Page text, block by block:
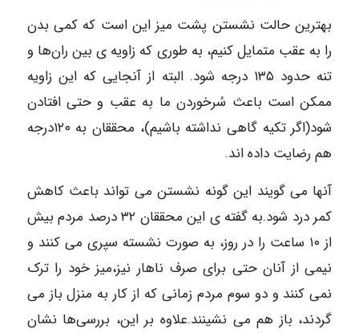
بهترین حالت نشستن پشت میز این است که کمی بدن
را به عقب متمایل کنیم، به طوری که زاویه ی بین ران‌ها و
تنه حدود ۱۳۵ درجه شود. البته از آنجایی که این زاویه
ممکن است باعث سُرخوردن ما به عقب و حتی افتادن
شود(اگر تکیه گاهی نداشته باشیم)، محققان به ۱۲۰درجه
هم رضایت داده اند.
آنها می گویند این گونه نشستن می‌ تواند باعث کاهش
کمر درد شود.به گفته ی این محققان ۳۲ درصد مردم بیش
از ۱۰ ساعت را در روز، به صورت نشسته سپری می ‌‌کنند و
نیمی از آنان حتی برای صرف ناهار نیز،میز خود را ترک
نمی‌ کنند و دو سوم مردم زمانی که از کار به منزل باز می
‌گردند، باز هم می ‌نشینند.علاوه بر این، بررسی‌ها نشان